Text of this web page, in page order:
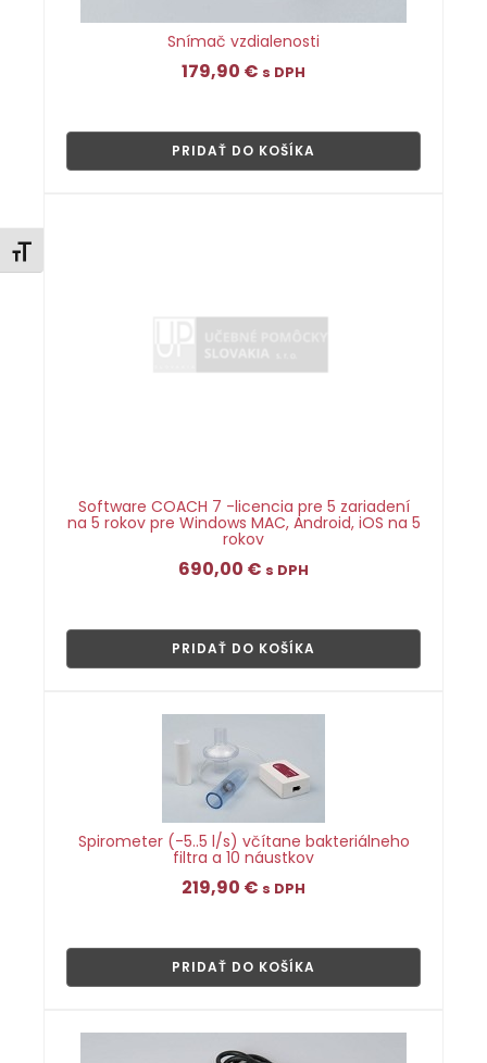
Zmeniť veľkosť písma
Snímač vzdialenosti
179,90 € s DPH
PRIDAŤ DO KOŠÍKA
Software COACH 7 -licencia pre 5 zariadení
na 5 rokov pre Windows MAC, Android, iOS na 5
rokov
690,00 € s DPH
PRIDAŤ DO KOŠÍKA
Spirometer (-5..5 l/s) včítane bakteriálneho
filtra a 10 náustkov
219,90 € s DPH
PRIDAŤ DO KOŠÍKA